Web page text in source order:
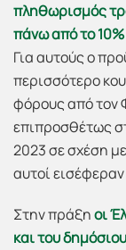
πληθωρισμός
πάνω από το
Για αυτούς ο
περισσότερο
φόρους από τον
επιπροσθέτως
2023 σε σχέση
αυτοί
Στην πράξηοι
και του